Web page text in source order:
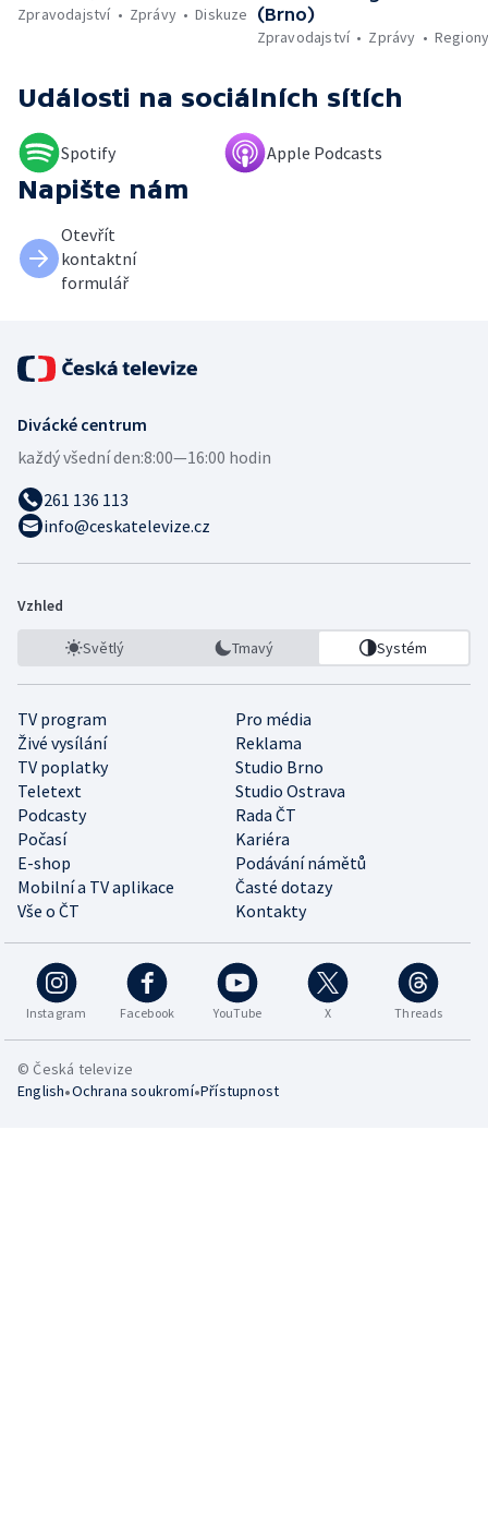
Zpravodajství
Zprávy Diskuze
(Brno)
Zpravodajství
Zprávy
Události na sociálních sítích
Spotify Apple Podcasts
Napište nám
Otevřít
kontaktní
formulář
Divácké centrum
každý všední den:8:00—16:00 hodin
261 136 113
info@ceskatelevize.cz
Vzhled
Světlý Tmavý Systém
TV program
Pro média
Živé vysílání
Reklama
TV poplatky
Studio Brno
Teletext
Studio Ostrava
Podcasty
Rada ČT
Počasí
Kariéra
E-shop
Podávání námětů
Mobilní a TV aplikace
Časté dotazy
Vše o ČT
Kontakty
Instagram Facebook YouTube X Threads
© Česká televize
English•Ochrana soukromí•Přístupnost